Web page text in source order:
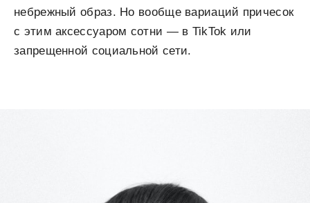
небрежный образ. Но вообще вариаций причесок
с этим аксессуаром сотни — в TikTok или
запрещенной социальной сети.